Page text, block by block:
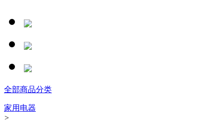
全部商品分类
家用电器
>